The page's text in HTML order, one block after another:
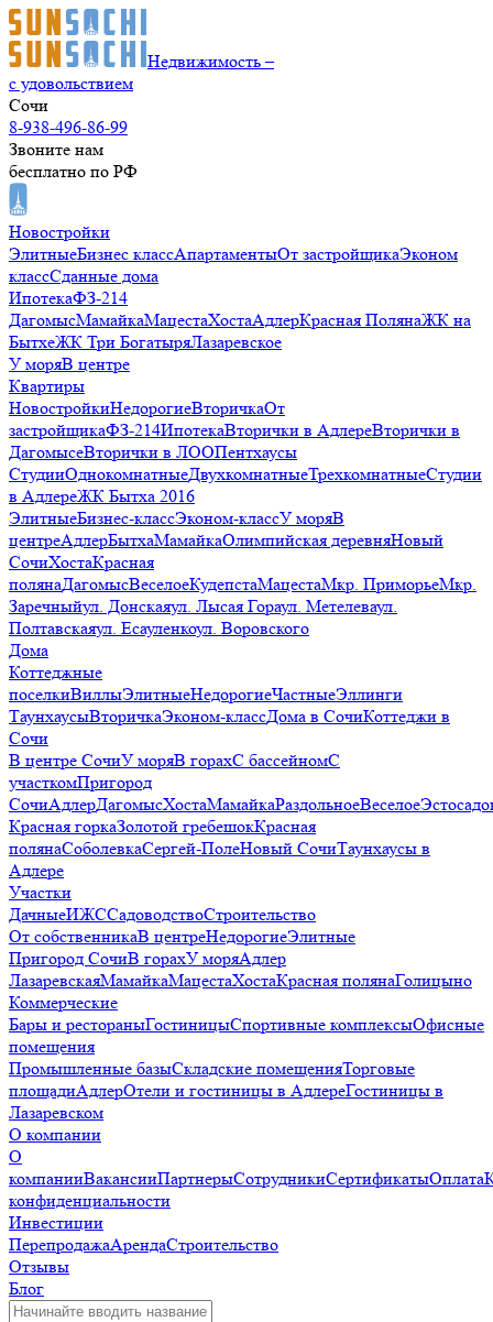
Недвижимость –
с удовольствием
Сочи
8-938-496-86-99
Звоните нам
бесплатно по РФ
Новостройки
ЭлитныеБизнес классАпартаментыОт застройщикаЭконом
классСданные дома
ИпотекаФЗ-214
ДагомысМамайкаМацестаХостаАдлерКрасная ПолянаЖК на
БытхеЖК Три БогатыряЛазаревское
У моряВ центре
Квартиры
НовостройкиНедорогиеВторичкаОт
застройщикаФЗ-214ИпотекаВторички в АдлереВторички в
ДагомысеВторички в ЛООПентхаусы
СтудииОднокомнатныеДвухкомнатныеТрехкомнатныеСтудии
в АдлереЖК Бытха 2016
ЭлитныеБизнес-классЭконом-классУ моряВ
центреАдлерБытхаМамайкаОлимпийская деревняНовый
СочиХостаКрасная
полянаДагомысВеселоеКудепстаМацестаМкр. ПриморьеМкр.
Заречныйул. Донскаяул. Лысая Гораул. Метелеваул.
Полтавскаяул. Есауленкоул. Воровского
Дома
Коттеджные
поселкиВиллыЭлитныеНедорогиеЧастныеЭллинги
ТаунхаусыВторичкаЭконом-классДома в СочиКоттеджи в
Сочи
В центре СочиУ моряВ горахС бассейномС
участкомПригород
СочиАдлерДагомысХостаМамайкаРаздольноеВеселое
Красная горкаЗолотой гребешокКрасная
полянаСоболевкаСергей-ПолеНовый СочиТаунхаусы в
Адлере
Участки
ДачныеИЖССадоводствоСтроительство
От собственникаВ центреНедорогиеЭлитные
Пригород СочиВ горахУ моряАдлер
ЛазаревскаяМамайкаМацестаХостаКрасная полянаГолицыно
Коммерческие
Бары и рестораныГостиницыСпортивные комплексыОфисные
помещения
Промышленные базыСкладские помещенияТорговые
площадиАдлерОтели и гостиницы в АдлереГостиницы в
Лазаревском
О компании
О
компанииВакансииПартнерыСотрудникиСертификатыОплата
конфиденциальности
Инвестиции
ПерепродажаАрендаСтроительство
Отзывы
Блог